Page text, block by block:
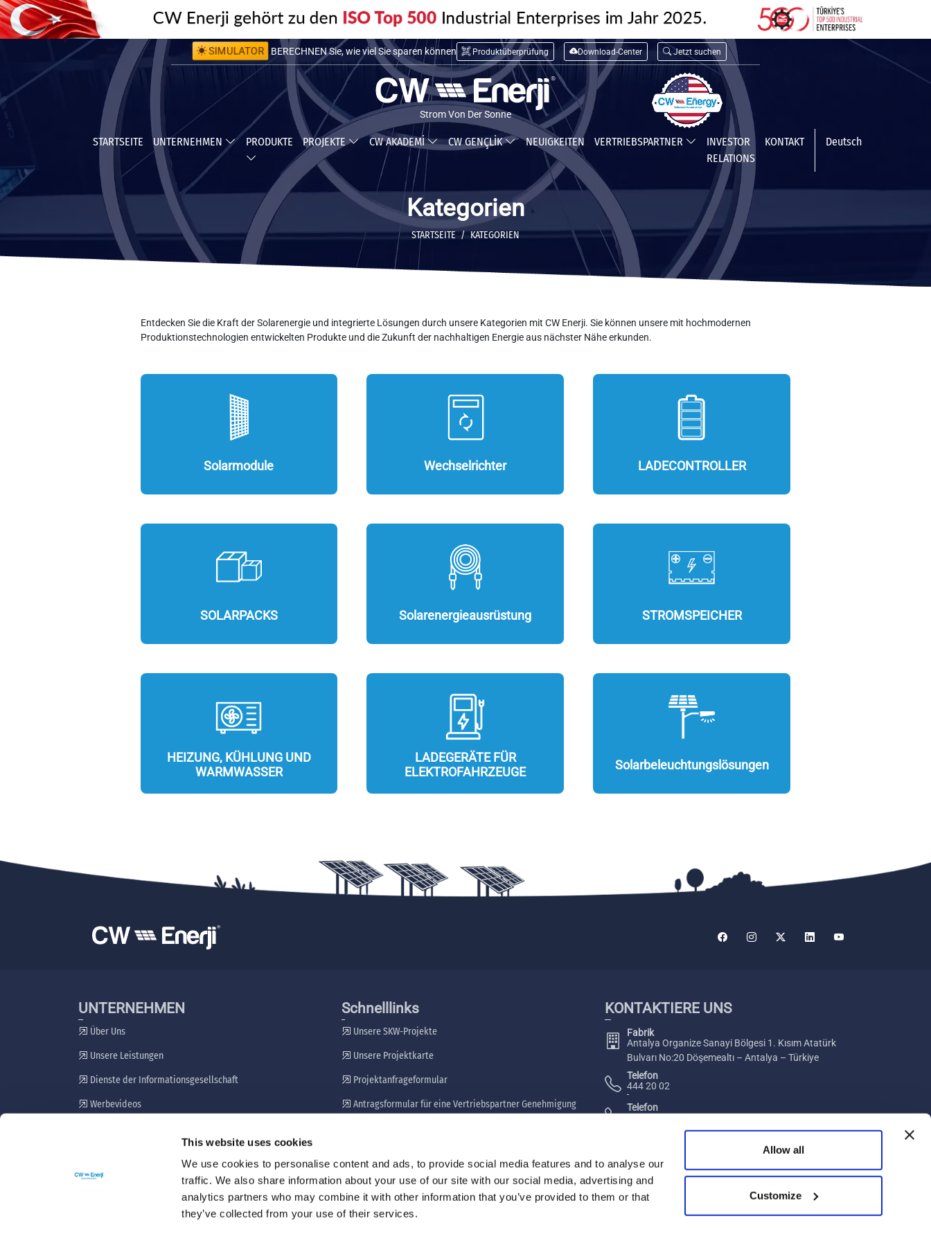
This website uses cookies
We use cookies to personalise content and ads, to provide social media features and to analyse our
traffic. We also share information about your use of our site with our social media, advertising and
analytics partners who may combine it with other information that you’ve provided to them or that
they’ve collected from your use of their services.
Allow all
Customize
SIMULATOR
BERECHNEN Sie die Installationskosten
BERECHNEN Sie, wie viel Sie sparen können
Produktüberprüfung Download-Center Jetzt suchen
Strom Von Der Sonne
STARTSEITE UNTERNEHMEN PRODUKTE PROJEKTE CW AKADEMİ CW GENÇLİK NEUIGKEITEN VERTRIEBSPARTNER
INVESTOR
RELATIONS
KONTAKT Deutsch
Kategorien
STARTSEITE KATEGORIEN
Entdecken Sie die Kraft der Solarenergie und integrierte Lösungen durch unsere Kategorien mit CW Enerji. Sie können unsere mit hochmodernen
Produktionstechnologien entwickelten Produkte und die Zukunft der nachhaltigen Energie aus nächster Nähe erkunden.
Solarmodule Wechselrichter LADECONTROLLER
SOLARPACKS Solarenergieausrüstung STROMSPEICHER
HEIZUNG, KÜHLUNG UND
WARMWASSER
LADEGERÄTE FÜR
ELEKTROFAHRZEUGE
Solarbeleuchtungslösungen
UNTERNEHMEN
Über Uns
Unsere Leistungen
Dienste der Informationsgesellschaft
Werbevideos
Schnelllinks
Unsere SKW-Projekte
Unsere Projektkarte
Projektanfrageformular
Antragsformular für eine Vertriebspartner Genehmigung
KONTAKTIERE UNS
Fabrik
Antalya Organize Sanayi Bölgesi 1. Kısım Atatürk
Bulvarı No:20 Döşemealtı – Antalya – Türkiye
Telefon
444 20 02
Telefon
+ 90 242 229 00 74
Email
[email protected]